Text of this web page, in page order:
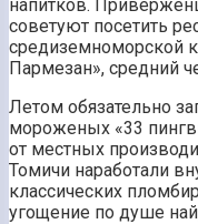
напитков.
советуют посетить
средиземноморской
Пармезан», средний
Летом обязательно
мороженых «33
от местных
Томичи наработали
классических
угощение по душе